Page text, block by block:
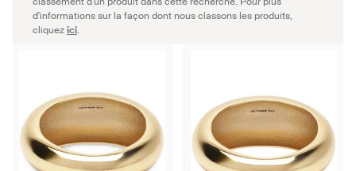
d'informations sur la façon dont nous classons les produits,
cliquezici.